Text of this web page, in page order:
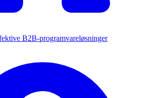
B2B-programvareløsninger